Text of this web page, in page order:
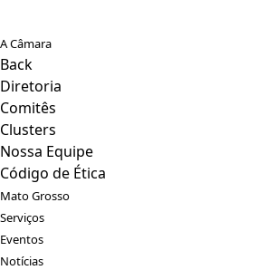
A Câmara
Back
Diretoria
Comitês
Clusters
Nossa Equipe
Código de Ética
Mato Grosso
Serviços
Eventos
Notícias